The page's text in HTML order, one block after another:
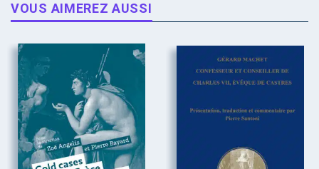
VOUS AIMEREZ AUSSI